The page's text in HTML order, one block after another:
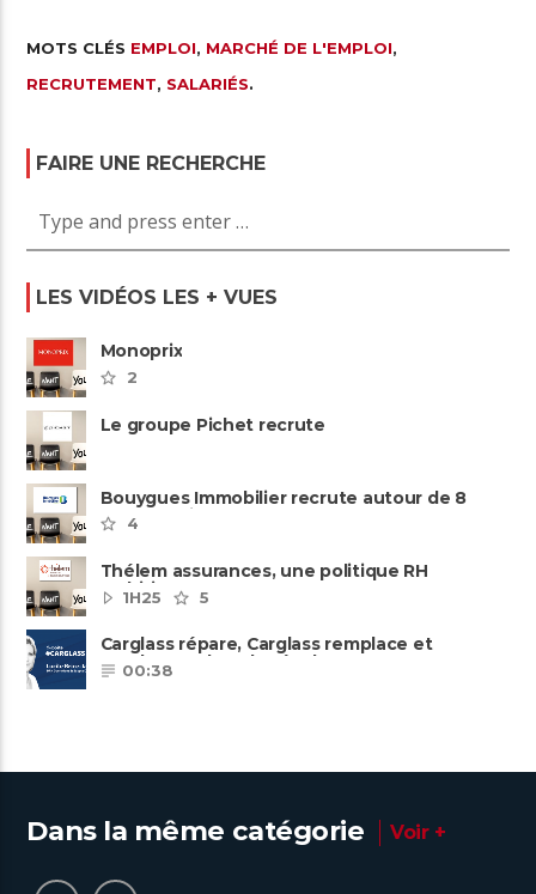
MOTS CLÉS EMPLOI, MARCHÉ DE L'EMPLOI,
RECRUTEMENT, SALARIÉS.
FAIRE UNE RECHERCHE
LES VIDÉOS LES + VUES
Monoprix
2
Le groupe Pichet recrute
Bouygues Immobilier recrute autour de 8
pôles métiers
4
Thélem assurances, une politique RH
ambitieuse
1H25 5
Carglass répare, Carglass remplace et
Carglass embauche également.
00:38
Dans la même catégorie Voir +